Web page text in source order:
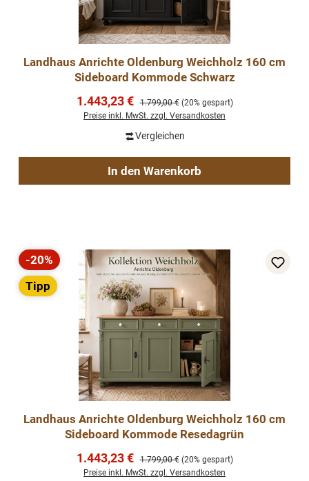
Landhaus Anrichte Oldenburg Weichholz 160 cm
Sideboard Kommode Schwarz
Verkaufspreis:
1.443,23 € Regulärer Preis:
1.799,00 € (20% gespart)
Preise inkl. MwSt. zzgl. Versandkosten
Vergleichen
In den Warenkorb
Rabatt
-20%
Tipp
Landhaus Anrichte Oldenburg Weichholz 160 cm
Sideboard Kommode Resedagrün
Verkaufspreis:
1.443,23 € Regulärer Preis:
1.799,00 € (20% gespart)
Preise inkl. MwSt. zzgl. Versandkosten